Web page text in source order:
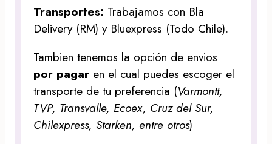
Transportes: Trabajamos con Bla
Delivery (RM) y Bluexpress (Todo Chile).
Tambien tenemos la opción de envios
por pagar en el cual puedes escoger el
transporte de tu preferencia (Varmontt,
TVP, Transvalle, Ecoex, Cruz del Sur,
Chilexpress, Starken, entre otros)